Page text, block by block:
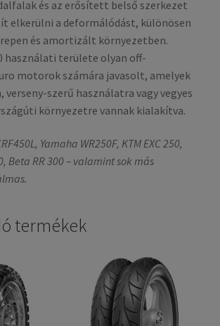
és az erősített belső szerkezet
elkerülni a deformálódást, különösen
és amortizált környezetben.
használati területe olyan off-
motorok számára javasolt, amelyek
verseny-szerű használatra vagy vegyes
környezetre vannak kialakítva.
Yamaha WR250F, KTM EXC 250,
Beta RR 300 – valamint sok más
termékek